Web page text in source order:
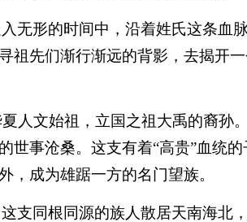
无形的时间中，沿着姓氏这条血
祖先们渐行渐远的背影，去揭开
人文始祖，立国之祖大禹的裔孙
世事沧桑。这支有着“高贵”血统
，成为雄踞一方的名门望族。
支同根同源的族人散居天南海北